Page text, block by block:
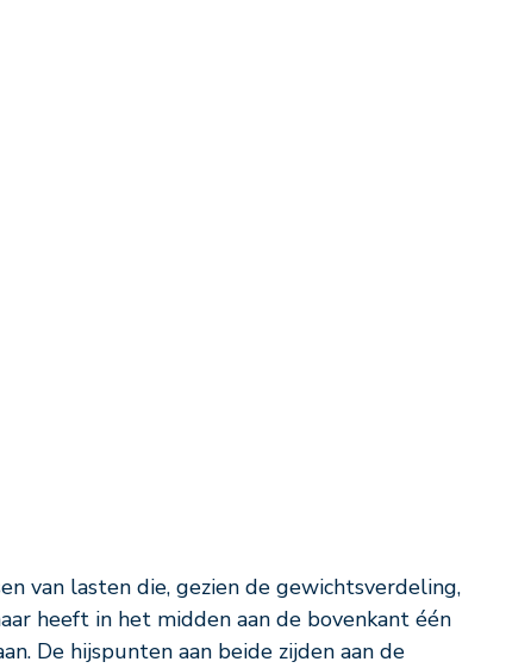
van lasten die, gezien de gewichtsverdeling,
heeft in het midden aan de bovenkant één
De hijspunten aan beide zijden aan de